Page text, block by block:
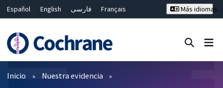
Español English فارسی
Français
Bahasa Malaysia
ไทย 繁體中文
Más idiomas
Filtros
Inicio Nuestra evidencia